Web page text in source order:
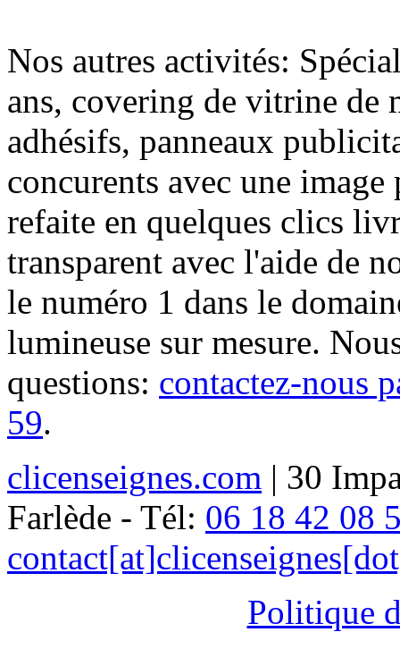
Nos autres activités:
ans, covering de vitrine de
adhésifs, panneaux
concurents avec une
refaite en quelques clics
transparent avec l'aide de
le numéro 1 dans le
lumineuse sur mesure.
questions: contactez-nous
59.
clicenseignes.com | 30
Farlède - Tél: 06 18 42 08
Politique